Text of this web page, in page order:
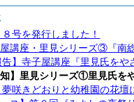
号を発行しました！
屋講座・里見シリーズ③『南
告】寺子屋講座『里見氏を
知】里見シリーズ①里見氏を
夢咲きどおりと幼稚園の花壇